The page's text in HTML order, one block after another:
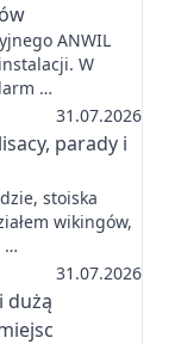
ANWIL
W
…
31.07.2026
parady i
stoiska
wikingów,
…
31.07.2026
dużą